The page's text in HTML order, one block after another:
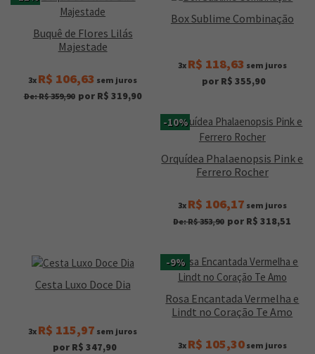
Buquê de Flores Lilás
Majestade
3x R$ 106,63 sem juros
De: R$ 359,90 por R$ 319,90
Box Sublime Combinação
3x R$ 118,63 sem juros
por R$ 355,90
-10%
Orquídea Phalaenopsis Pink e
Ferrero Rocher
3x R$ 106,17 sem juros
De: R$ 353,90 por R$ 318,51
Cesta Luxo Doce Dia
3x R$ 115,97 sem juros
por R$ 347,90
-9%
Rosa Encantada Vermelha e
Lindt no Coração Te Amo
3x R$ 105,30sem juros